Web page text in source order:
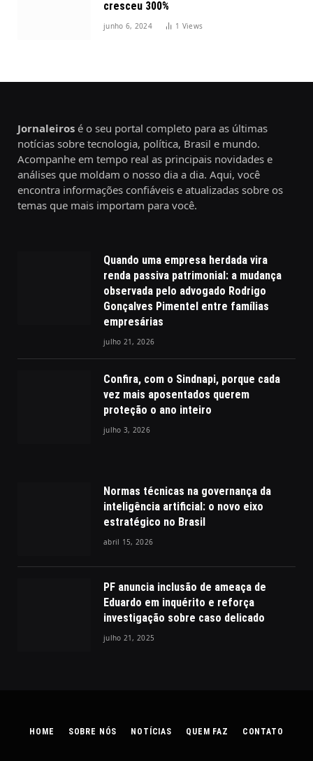
cresceu 300%
junho 6, 2024 1 Views
Jornaleiros é o seu portal completo para as últimas
notícias sobre tecnologia, política, Brasil e mundo.
Acompanhe em tempo real as principais novidades e
análises que moldam o nosso dia a dia. Aqui, você
encontra informações confiáveis e atualizadas sobre os
temas que mais importam para você.
Quando uma empresa herdada vira
renda passiva patrimonial: a mudança
observada pelo advogado Rodrigo
Gonçalves Pimentel entre famílias
empresárias
julho 21, 2026
Confira, com o Sindnapi, porque cada
vez mais aposentados querem
proteção o ano inteiro
julho 3, 2026
Normas técnicas na governança da
inteligência artificial: o novo eixo
estratégico no Brasil
abril 15, 2026
PF anuncia inclusão de ameaça de
Eduardo em inquérito e reforça
investigação sobre caso delicado
julho 21, 2025
HOME SOBRE NÓS NOTÍCIAS QUEM FAZ CONTATO